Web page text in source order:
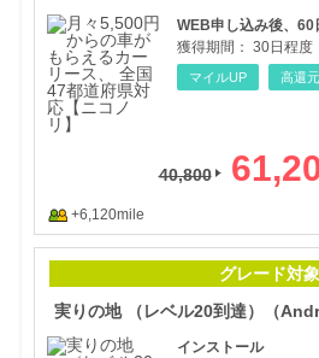
WEB申し込み後、60
獲得期間： 30日程度
マイルUP 高還元
40,800
+6,120mile
グレード対象
実りの地 （レベル20到達）（
インストール